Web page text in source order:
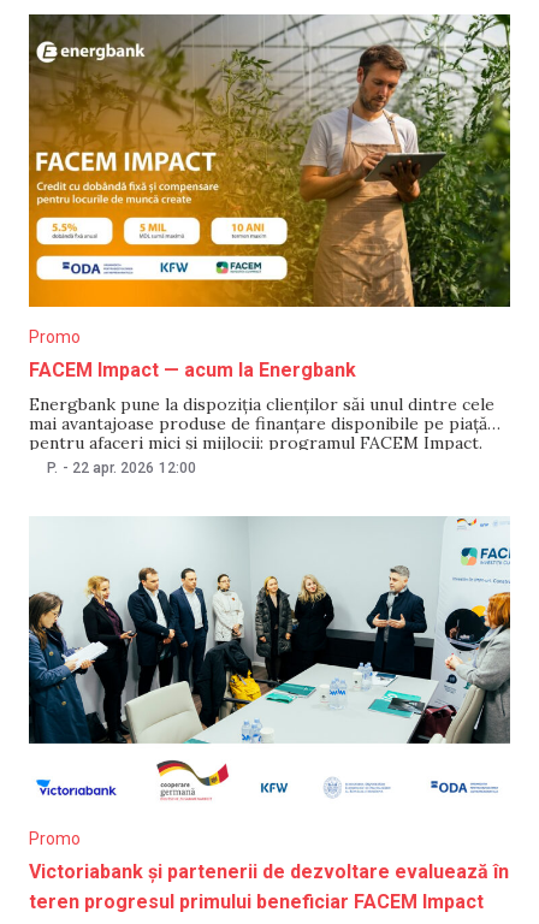
Promo
FACEM Impact — acum la Energbank
Energbank pune la dispoziția clienților săi unul dintre cele
mai avantajoase produse de finanțare disponibile pe piață
pentru afaceri mici și mijlocii: programul FACEM Impact.
Dobândă fixă, termen lung și condiții clare, pentru
companiile care investesc în creștere. Ce este FACEM
finanțare
P. - 22 apr. 2026 12:00
Promo
Victoriabank și partenerii de dezvoltare evaluează în
teren progresul primului beneficiar FACEM Impact